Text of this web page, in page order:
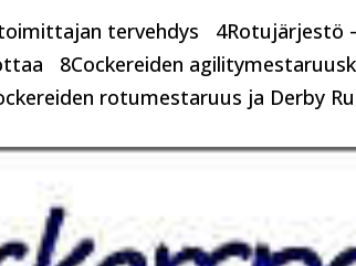
tervehdys 4Rotujärjestö
8Cockereiden
rotumestaruus ja Derby